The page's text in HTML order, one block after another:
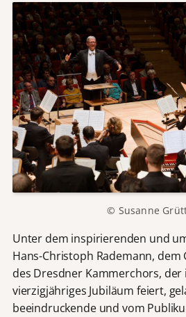
© Susanne
Unter dem inspirierenden und
Hans-Christoph Rademann,
des Dresdner Kammerchors, der
vierzigjähriges Jubiläum feiert,
beeindruckende und vom